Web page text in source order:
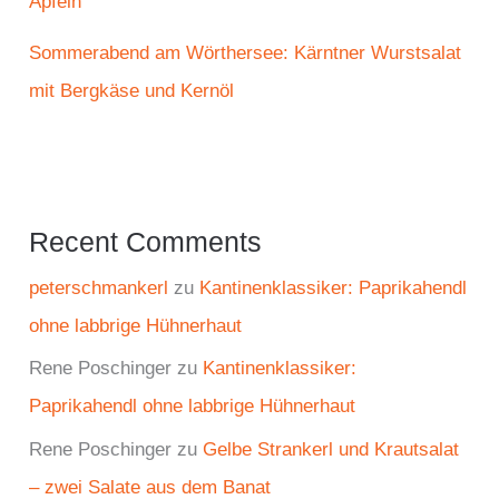
Sommerabend am Wörthersee: Kärntner Wurstsalat
mit Bergkäse und Kernöl
Recent Comments
peterschmankerl zu Kantinenklassiker: Paprikahendl
ohne labbrige Hühnerhaut
Rene Poschinger zu Kantinenklassiker:
Paprikahendl ohne labbrige Hühnerhaut
Rene Poschinger zuGelbe Strankerl und Krautsalat
– zwei Salate aus dem Banat